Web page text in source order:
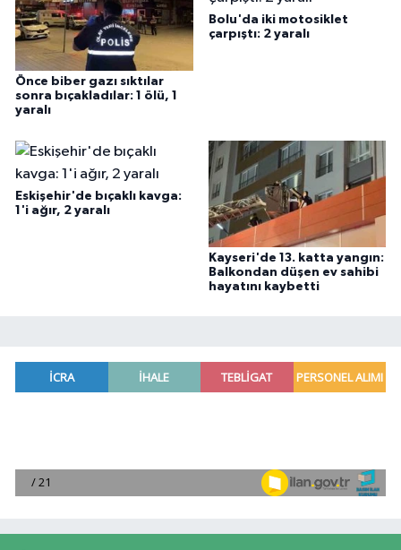
Önce biber gazı sıktılar
sonra bıçakladılar: 1 ölü, 1
yaralı
Bolu'da iki motosiklet
çarpıştı: 2 yaralı
Eskişehir'de bıçaklı kavga:
1'i ağır, 2 yaralı
Kayseri'de 13. katta yangın:
Balkondan düşen ev sahibi
hayatını kaybetti